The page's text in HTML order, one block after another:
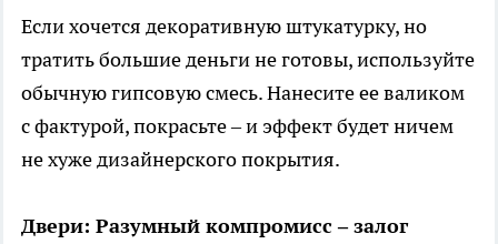
Если хочется декоративную штукатурку, но
тратить большие деньги не готовы, используйте
обычную гипсовую смесь. Нанесите ее валиком
с фактурой, покрасьте – и эффект будет ничем
не хуже дизайнерского покрытия.
Двери: Разумный компромисс – залог